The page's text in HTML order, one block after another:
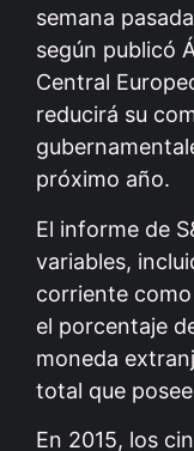
semana
según publicó
Central
reducirá su
próximo año.
El informe de
variables,
corriente
el porcentaje
moneda
total que
En 2015, los